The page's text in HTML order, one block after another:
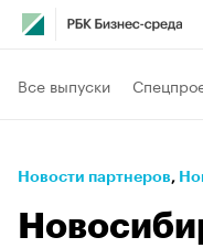
Все выпуски
Новости партнеров⁠,